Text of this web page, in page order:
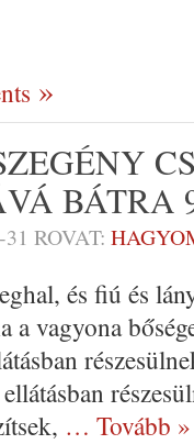
BÁTRA
ROVAT:
és fiú és
a vagyona
… Tovább »